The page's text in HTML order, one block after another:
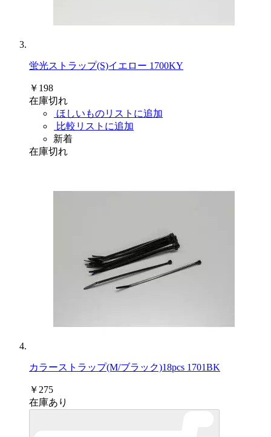
蛍光ストラップ(S)イエロー 1700KY
￥198
在庫切れ
ほしいものリストに追加
比較リストに追加
新着
在庫切れ
カラーストラップ(M/ブラック)18pcs 1701BK
￥275
在庫あり